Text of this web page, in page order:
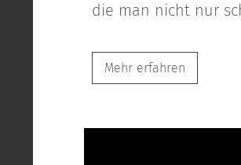
die man nicht nur
Mehr erfahren